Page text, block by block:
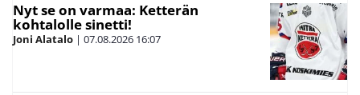
Nyt se on varmaa: Ketterän
kohtalolle sinetti!
Joni Alatalo | 07.08.2026 16:07